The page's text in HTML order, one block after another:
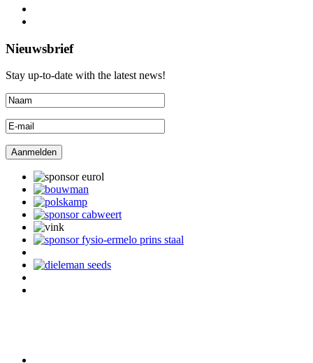
Nieuwsbrief
Stay up-to-date with the latest news!